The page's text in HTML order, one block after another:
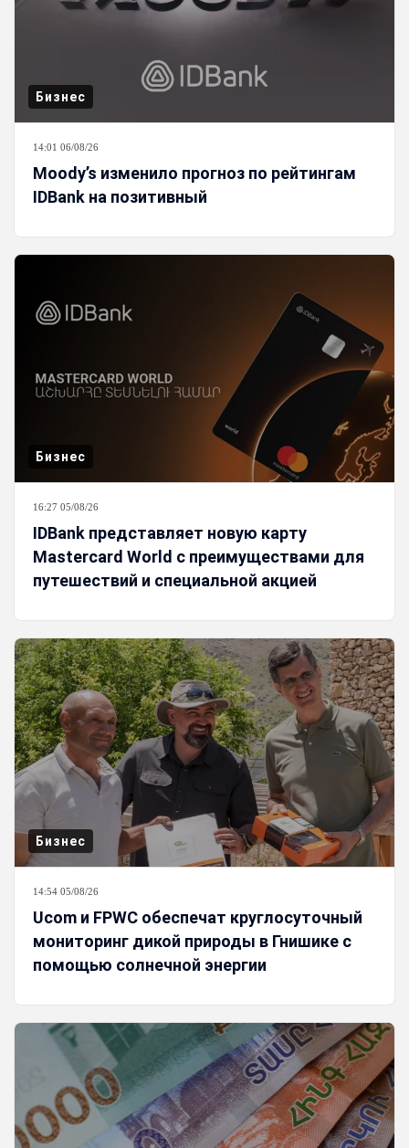
Бизнес
14:01 06/08/26
Moody’s изменило прогноз по рейтингам
IDBank на позитивный
Бизнес
16:27 05/08/26
IDBank представляет новую карту
Mastercard World с преимуществами для
путешествий и специальной акцией
Бизнес
14:54 05/08/26
Ucom и FPWC обеспечат круглосуточный
мониторинг дикой природы в Гнишике с
помощью солнечной энергии